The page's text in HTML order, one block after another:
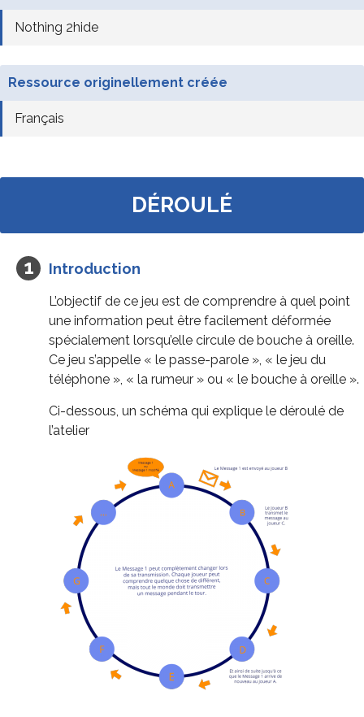
Nothing 2hide
Ressource originellement créée
Français
DÉROULÉ
Introduction
L’objectif de ce jeu est de comprendre à quel point
une information peut être facilement déformée
spécialement lorsqu’elle circule de bouche à oreille.
Ce jeu s’appelle « le passe-parole », « le jeu du
téléphone », « la rumeur » ou « le bouche à oreille ».
Ci-dessous, un schéma qui explique le déroulé de
l’atelier